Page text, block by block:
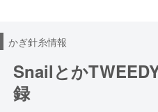
かぎ針糸情報
Snailとか
録